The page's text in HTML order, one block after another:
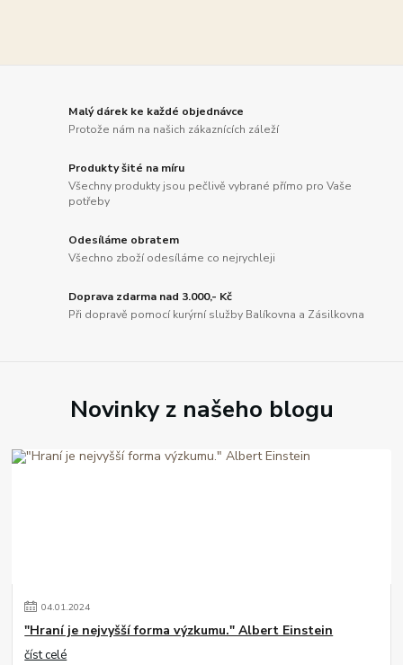
Malý dárek ke každé objednávce
Protože nám na našich zákaznících záleží
Produkty šité na míru
Všechny produkty jsou pečlivě vybrané přímo pro Vaše
potřeby
Odesíláme obratem
Všechno zboží odesíláme co nejrychleji
Doprava zdarma nad 3.000,- Kč
Při dopravě pomocí kurýrní služby Balíkovna a Zásilkovna
Novinky z našeho blogu
04.01.2024
"Hraní je nejvyšší forma výzkumu." Albert Einstein
číst celé